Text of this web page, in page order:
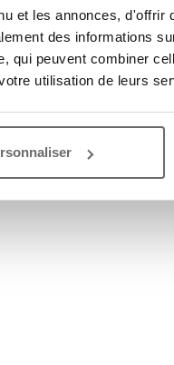
et les annonces, d'offrir
des informations
qui peuvent combiner
utilisation de leurs